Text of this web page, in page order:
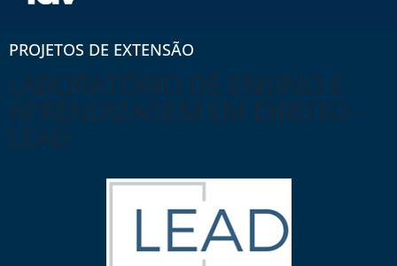
LABORATÓRIO DE ENSINO E
APRENDIZAGEM EM DIREITO -
LEAD
PROJETOS DE EXTENSÃO